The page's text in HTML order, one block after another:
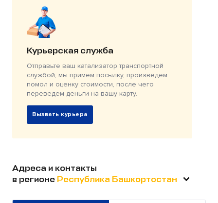
Курьерская служба
Отправьте ваш катализатор транспортной
службой, мы примем посылку, произведем
помол и оценку стоимости, после чего
переведем деньги на вашу карту.
Вызвать курьера
Адреса и контакты
в регионе Республика Башкортостан